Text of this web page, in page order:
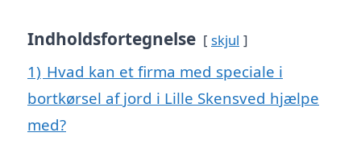
Indholdsfortegnelse skjul
1) Hvad kan et firma med speciale i
bortkørsel af jord i Lille Skensved hjælpe
med?